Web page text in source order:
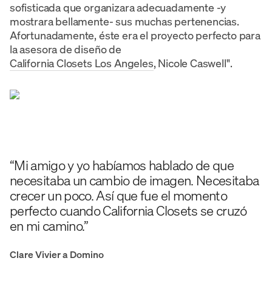
sofisticada que organizara adecuadamente -y
mostrara bellamente- sus muchas pertenencias.
Afortunadamente, éste era el proyecto perfecto para
la asesora de diseño de
California Closets Los Angeles, Nicole Caswell".
“Mi amigo y yo habíamos hablado de que
necesitaba un cambio de imagen. Necesitaba
crecer un poco. Así que fue el momento
perfecto cuando California Closets se cruzó
en mi camino.”
Clare Vivier a Domino